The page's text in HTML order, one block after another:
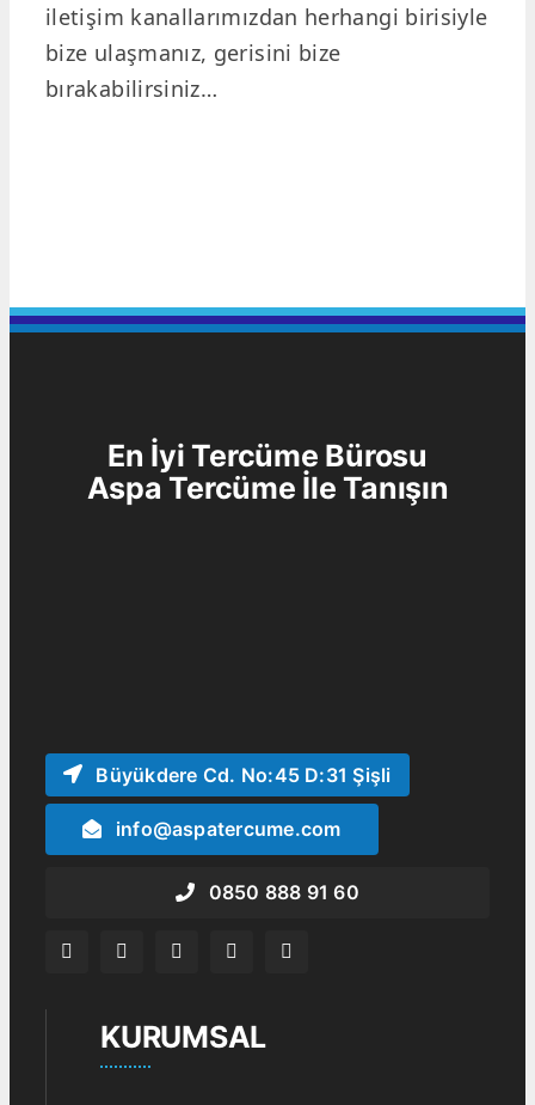
iletişim kanallarımızdan herhangi birisiyle
bize ulaşmanız, gerisini bize
bırakabilirsiniz…
En İyi Tercüme Bürosu
Aspa Tercüme İle Tanışın
Büyükdere Cd. No:45 D:31 Şişli
info@aspatercume.com
0850 888 91 60
KURUMSAL